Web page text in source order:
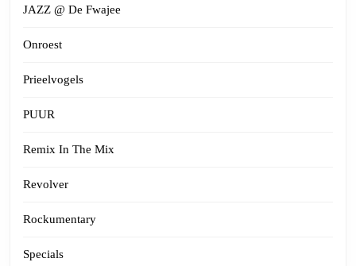
JAZZ @ De Fwajee
Onroest
Prieelvogels
PUUR
Remix In The Mix
Revolver
Rockumentary
Specials